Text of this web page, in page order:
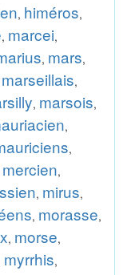
, himéros,
, marcei,
, mars,
marseillais,
, marsois,
,
,
mercien,
, mirus,
, morasse,
, morse,
myrrhis,